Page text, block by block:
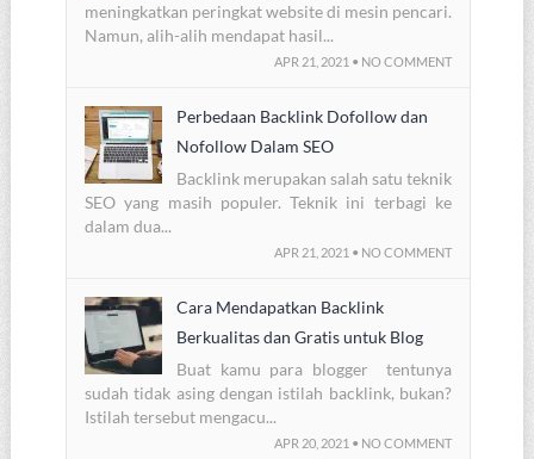
meningkatkan peringkat website di mesin pencari.
Namun, alih-alih mendapat hasil...
APR 21, 2021 • NO COMMENT
Perbedaan Backlink Dofollow dan
Nofollow Dalam SEO
Backlink merupakan salah satu teknik
SEO yang masih populer. Teknik ini terbagi ke
dalam dua...
APR 21, 2021 • NO COMMENT
Cara Mendapatkan Backlink
Berkualitas dan Gratis untuk Blog
Buat kamu para blogger tentunya
sudah tidak asing dengan istilah backlink, bukan?
Istilah tersebut mengacu...
APR 20, 2021 • NO COMMENT